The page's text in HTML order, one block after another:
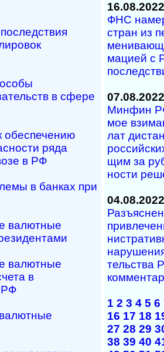
в сфере
обеспечению
ряда
в РФ
в банках при
валютные
валютные
в
РФ
16.08.2022
ФНС
стран из
ма­ци­ей с
07.08.2022
Минфин
мое
лат
щим за
нос­ти
04.08.2022
тель­ст­ва
1 2 3 4 5 6
16 17 18
27 28 29
38 39 40